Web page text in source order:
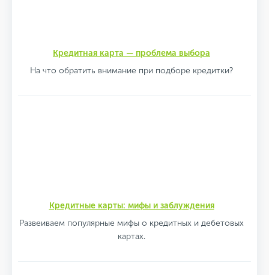
Кредитная карта — проблема выбора
На что обратить внимание при подборе кредитки?
Кредитные карты: мифы и заблуждения
Развеиваем популярные мифы о кредитных и дебетовых
картах.